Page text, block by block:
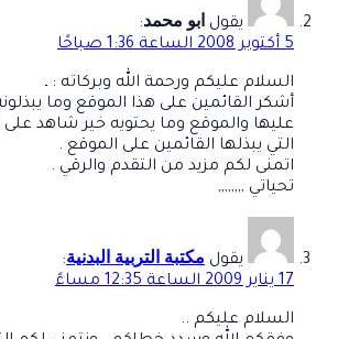
يقول ابو محمد:
5 أكتوبر 2008 الساعة 1:36 صباحًا
السلام عليكم ورحمة الله وبركاته : ـ
أشكر القائمين على هذا الموقع وما
عليها والموقع وما يحتويه خير شاهد على
التي يبذلها القائمين على الموقع .
اتمنى لكم مزيد من التقدم والرقي .
تحياتي ,,,,,,,,
يقول مكتبة التربية البدنية:
17 يناير 2009 الساعة 12:35 مساءً
السلام عليكم ..